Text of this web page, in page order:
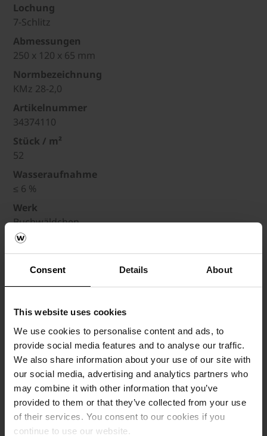
Consent Details About
This website uses cookies
We use cookies to personalise content and ads, to
provide social media features and to analyse our traffic.
We also share information about your use of our site with
our social media, advertising and analytics partners who
may combine it with other information that you’ve
provided to them or that they’ve collected from your use
of their services. You consent to our cookies if you
continue to use our website.
Lochung
7-Schlitz
Abmessungen
250 x 120 x 65 mm
Normbezeichnung
KMz 28-2,0
Artikelnummer
34374110
Stück / m²
52
Wasseraufnahme
≤ 6 %
Werk
Buchwäldchen
DoP Code
34374110R007W1343
DOP
RF
Lochung
Vollziegel
Abmessungen
250 x 120 x 65 mm
Normbezeichnung
KMz 28-2,20
Artikelnummer